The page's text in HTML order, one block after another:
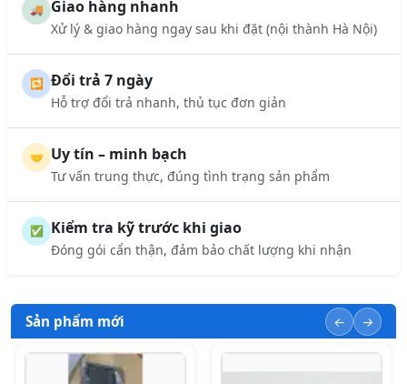
🚚 Giao hàng nhanh
Xử lý & giao hàng ngay sau khi đặt (nội thành Hà Nội)
🔁 Đổi trả 7 ngày
Hỗ trợ đổi trả nhanh, thủ tục đơn giản
🤝 Uy tín – minh bạch
Tư vấn trung thực, đúng tình trạng sản phẩm
✅ Kiểm tra kỹ trước khi giao
Đóng gói cẩn thận, đảm bảo chất lượng khi nhận
Sản phẩm mới